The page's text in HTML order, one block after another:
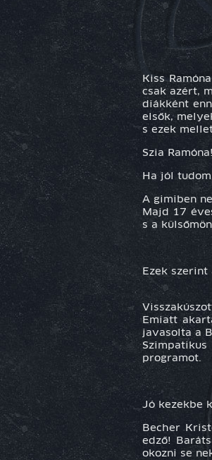
Kiss
csak azért,
diákként
elsők,
s ezek
Szia Ramóna!
Ha jól
A gimiben
Majd 17
s a
Ezek
Emiatt
javasolta a
programot.
Jó kezekbe
Becher
edző!
okozni se